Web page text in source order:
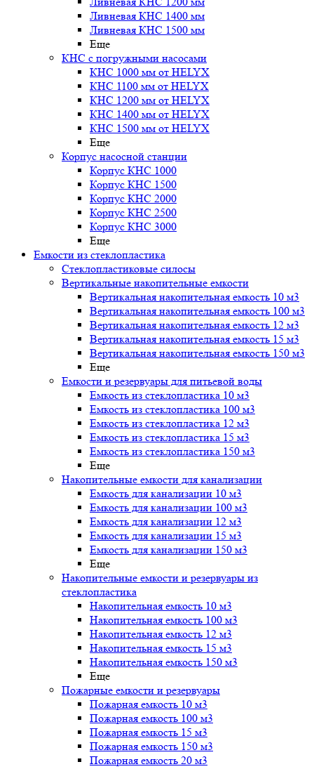
Ливневая КНС 1400 мм
Ливневая КНС 1500 мм
Еще
КНС с погружными насосами
КНС 1000 мм от HELYX
КНС 1100 мм от HELYX
КНС 1200 мм от HELYX
КНС 1400 мм от HELYX
КНС 1500 мм от HELYX
Еще
Корпус насосной станции
Корпус КНС 1000
Корпус КНС 1500
Корпус КНС 2000
Корпус КНС 2500
Корпус КНС 3000
Еще
Емкости из стеклопластика
Стеклопластиковые силосы
Вертикальные накопительные емкости
Вертикальная накопительная емкость 10 м3
Вертикальная накопительная емкость 100 м3
Вертикальная накопительная емкость 12 м3
Вертикальная накопительная емкость 15 м3
Вертикальная накопительная емкость 150 м3
Еще
Емкости и резервуары для питьевой воды
Емкость из стеклопластика 10 м3
Емкость из стеклопластика 100 м3
Емкость из стеклопластика 12 м3
Емкость из стеклопластика 15 м3
Емкость из стеклопластика 150 м3
Еще
Накопительные емкости для канализации
Емкость для канализации 10 м3
Емкость для канализации 100 м3
Емкость для канализации 12 м3
Емкость для канализации 15 м3
Емкость для канализации 150 м3
Еще
Накопительные емкости и резервуары из
стеклопластика
Накопительная емкость 10 м3
Накопительная емкость 100 м3
Накопительная емкость 12 м3
Накопительная емкость 15 м3
Накопительная емкость 150 м3
Еще
Пожарные емкости и резервуары
Пожарная емкость 10 м3
Пожарная емкость 100 м3
Пожарная емкость 15 м3
Пожарная емкость 150 м3
Пожарная емкость 20 м3